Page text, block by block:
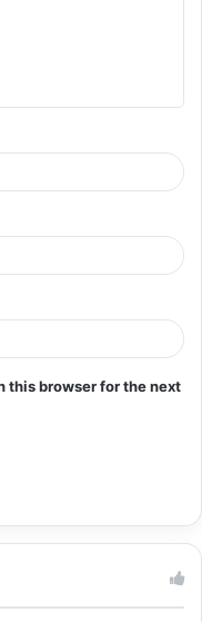
this browser for the next